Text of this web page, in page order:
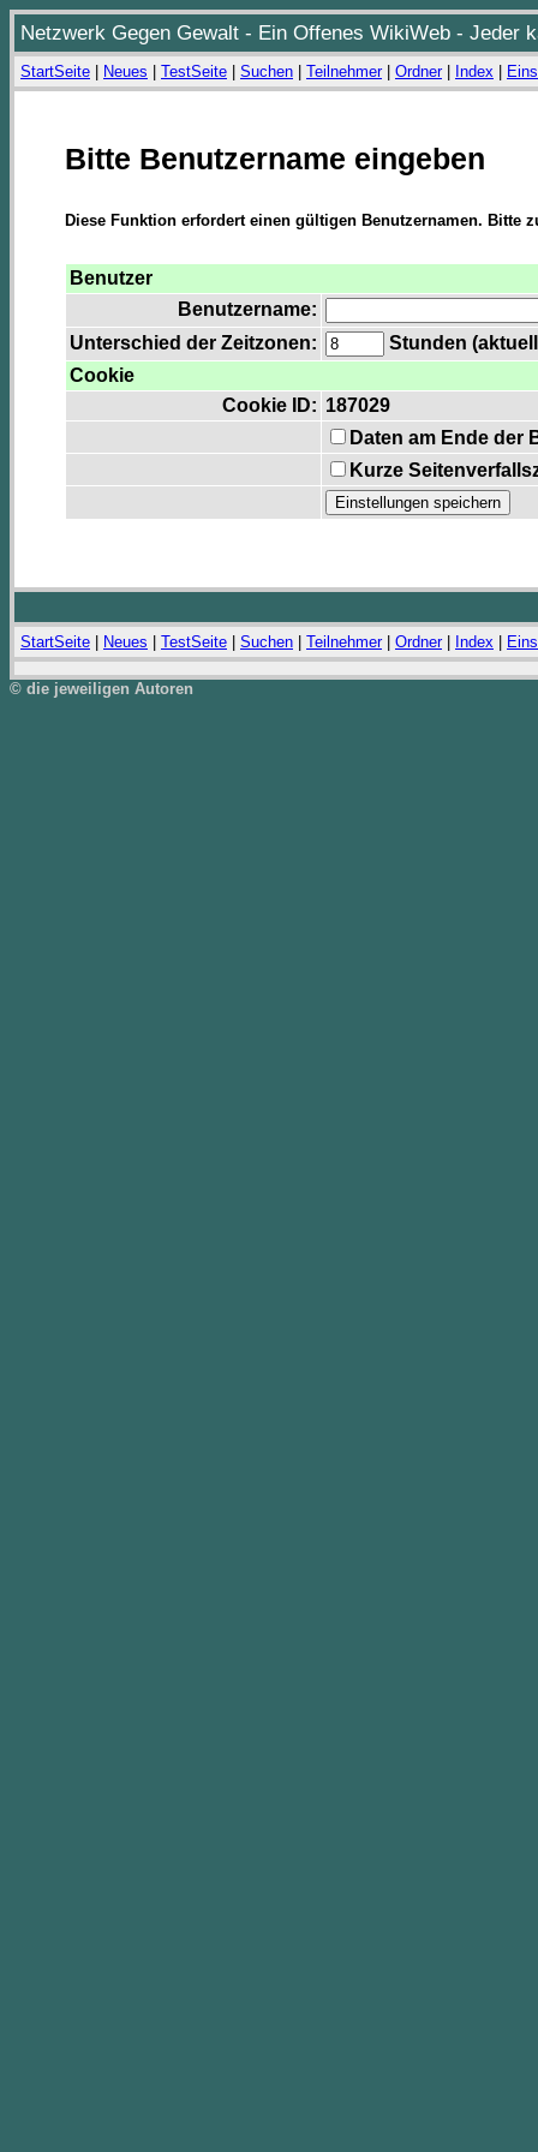
Netzwerk Gegen Gewalt - Ein Offenes WikiWeb - Jeder
StartSeite Neues TestSeite Suchen Teilnehmer| Ordner| Index
Bitte Benutzername eingeben
Diese Funktion erfordert einen gültigen Benutzernamen. Bitte
Benutzer
Benutzername:
Unterschied der Zeitzonen:
Stunden
Cookie
Cookie ID: 187029
Daten am Ende der
Kurze
StartSeite Neues TestSeite Suchen Teilnehmer| Ordner| Index
© die jeweiligen Autoren